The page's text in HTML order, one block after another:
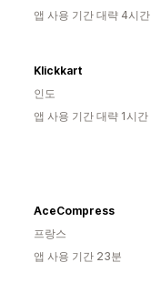
앱 사용 기간 대략 4시간
Klickkart
인도
앱 사용 기간 대략 1시간
AceCompress
프랑스
앱 사용 기간 23분